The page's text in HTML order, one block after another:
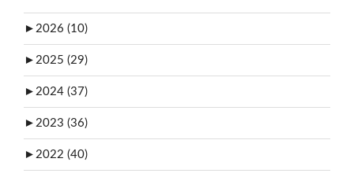
► 2026 (10)
► 2025 (29)
► 2024 (37)
► 2023 (36)
► 2022 (40)